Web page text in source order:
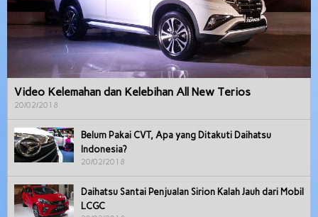
Video Kelemahan dan Kelebihan All New Terios
20/02/2018
Belum Pakai CVT, Apa yang Ditakuti Daihatsu
Indonesia?
20/02/2018
Daihatsu Santai Penjualan Sirion Kalah Jauh dari Mobil
LCGC